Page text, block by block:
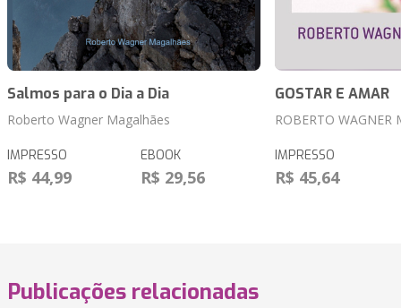
Salmos para o Dia a Dia
Roberto Wagner Magalhães
IMPRESSO
R$ 44,99
EBOOK
R$ 29,56
GOSTAR E AMAR
ROBERTO WAGNER
IMPRESSO
R$ 45,64
Publicações relacionadas